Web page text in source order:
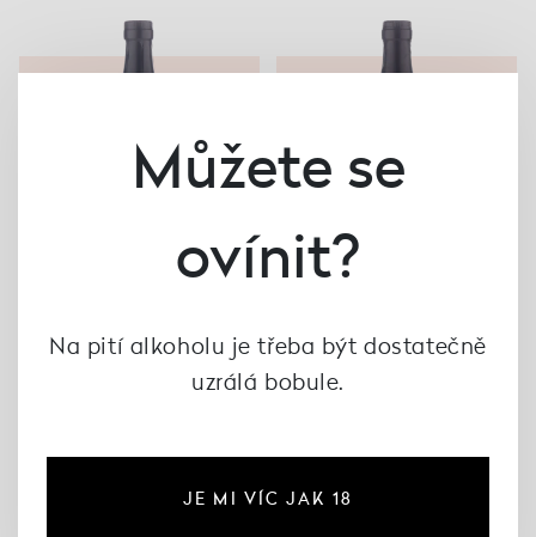
Můžete se
ovínit?
Na pití alkoholu je třeba být dostatečně
uzrálá bobule.
JE MI VÍC JAK 18